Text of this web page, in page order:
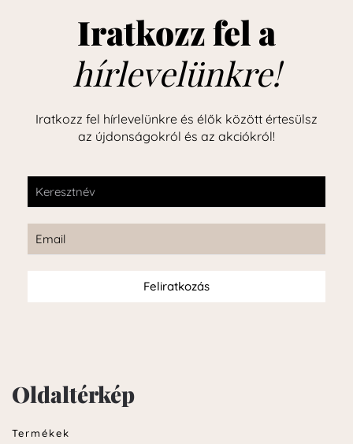
Iratkozz fel a
hírlevelünkre!
Iratkozz fel hírlevelünkre és élők között értesülsz
az újdonságokról és az akciókról!
Feliratkozás
Oldaltérkép
Termékek